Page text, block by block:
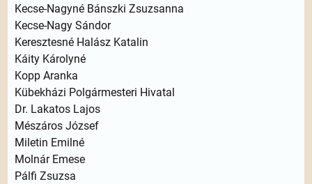
Kecse-Nagyné Bánszki Zsuzsanna
Kecse-Nagy Sándor
Keresztesné Halász Katalin
Káity Károlyné
Kopp Aranka
Kübekházi Polgármesteri Hivatal
Dr. Lakatos Lajos
Mészáros József
Miletin Emilné
Molnár Emese
Pálfi Zsuzsa